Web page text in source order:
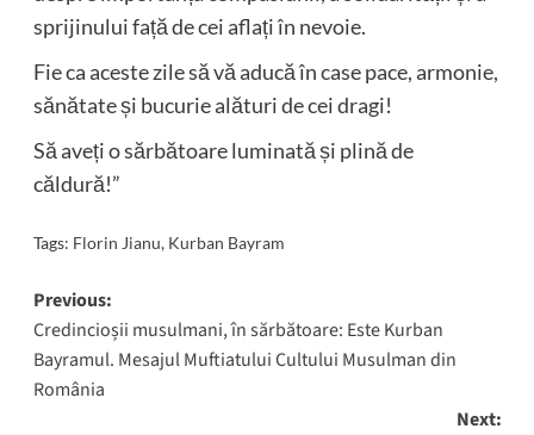
sprijinului față de cei aflați în nevoie.
Fie ca aceste zile să vă aducă în case pace, armonie,
sănătate și bucurie alături de cei dragi!
Să aveți o sărbătoare luminată și plină de
căldură!”
Tags: Florin Jianu, Kurban Bayram
Post
navigation
Previous:
Credincioșii musulmani, în sărbătoare: Este Kurban
Bayramul. Mesajul Muftiatului Cultului Musulman din
România
Next: